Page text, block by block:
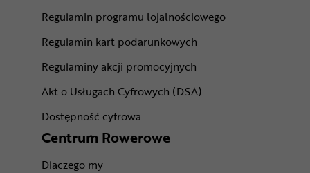
Regulamin programu lojalnościowego
Regulamin kart podarunkowych
Regulaminy akcji promocyjnych
Akt o Usługach Cyfrowych (DSA)
Dostępność cyfrowa
Centrum Rowerowe
Dlaczego my